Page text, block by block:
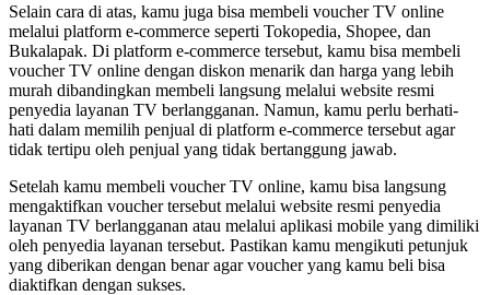
Selain cara di atas, kamu juga bisa membeli voucher TV online
melalui platform e-commerce seperti Tokopedia, Shopee, dan
Bukalapak. Di platform e-commerce tersebut, kamu bisa membeli
voucher TV online dengan diskon menarik dan harga yang lebih
murah dibandingkan membeli langsung melalui website resmi
penyedia layanan TV berlangganan. Namun, kamu perlu berhati-
hati dalam memilih penjual di platform e-commerce tersebut agar
tidak tertipu oleh penjual yang tidak bertanggung jawab.
Setelah kamu membeli voucher TV online, kamu bisa langsung
mengaktifkan voucher tersebut melalui website resmi penyedia
layanan TV berlangganan atau melalui aplikasi mobile yang dimiliki
oleh penyedia layanan tersebut. Pastikan kamu mengikuti petunjuk
yang diberikan dengan benar agar voucher yang kamu beli bisa
diaktifkan dengan sukses.